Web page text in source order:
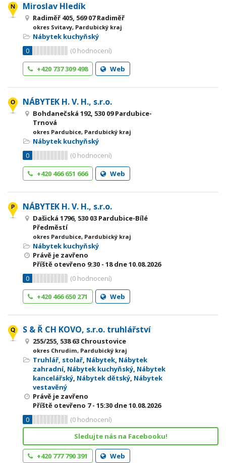
Miroslav Hledík
Radiměř 405, 569 07 Radiměř
okres Svitavy, Pardubický kraj
Nábytek kuchyňský
0
(0 hodnocení)
+420 737 309 498
Web
NÁBYTEK H. V. H., s.r.o.
Bohdanečská 192, 530 09 Pardubice-
Trnová
okres Pardubice, Pardubický kraj
Nábytek kuchyňský
0
(0 hodnocení)
+420 466 651 666
Web
NÁBYTEK H. V. H., s.r.o.
Dašická 1796, 530 03 Pardubice-Bílé
Předměstí
okres Pardubice, Pardubický kraj
Nábytek kuchyňský
Právě je zavřeno
Příště otevřeno 9:30 - 18dne 10.08.2026
0
(0 hodnocení)
+420 466 650 271
Web
S & Ř CH KOVO, s.r.o. truhlářství
255/255, 538 63 Chroustovice
okres Chrudim, Pardubický kraj
Truhlář, stolař, Nábytek, Nábytek
zahradní, Nábytek kuchyňský, Nábytek
kancelářský, Nábytek dětský, Nábytek
vestavěný
Právě je zavřeno
Příště otevřeno 7 - 15:30 dne 10.08.2026
0
(0 hodnocení)
Sledujte nás na Facebooku!
+420 777 790 391 Web